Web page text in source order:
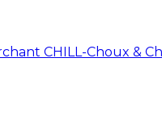
CHILL-Choux &